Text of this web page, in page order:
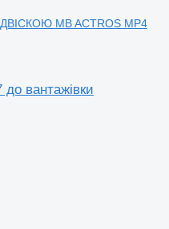
MB ACTROS MP4
вантажівки